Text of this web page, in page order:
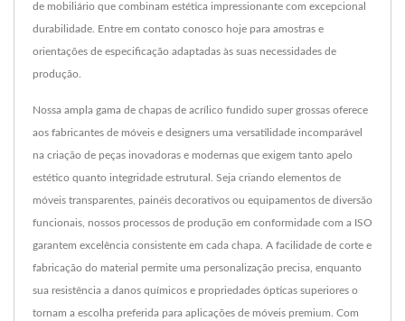
de mobiliário que combinam estética impressionante com excepcional
durabilidade. Entre em contato conosco hoje para amostras e
orientações de especificação adaptadas às suas necessidades de
produção.
Nossa ampla gama de chapas de acrílico fundido super grossas oferece
aos fabricantes de móveis e designers uma versatilidade incomparável
na criação de peças inovadoras e modernas que exigem tanto apelo
estético quanto integridade estrutural. Seja criando elementos de
móveis transparentes, painéis decorativos ou equipamentos de diversão
funcionais, nossos processos de produção em conformidade com a ISO
garantem excelência consistente em cada chapa. A facilidade de corte e
fabricação do material permite uma personalização precisa, enquanto
sua resistência a danos químicos e propriedades ópticas superiores o
tornam a escolha preferida para aplicações de móveis premium. Com